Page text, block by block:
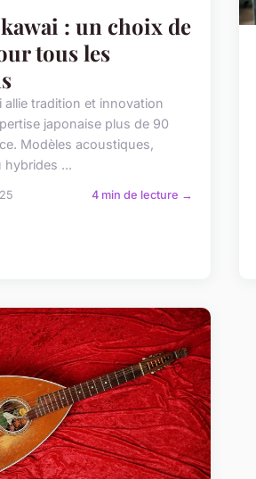
: un choix de
tous les
allie tradition et innovation
japonaise plus de 90
Modèles acoustiques,
hybrides ...
4 min de lecture →